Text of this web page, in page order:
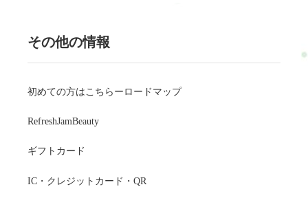
その他の情報
初めての方はこちらーロードマップ
RefreshJamBeauty
ギフトカード
IC・クレジットカード・QR